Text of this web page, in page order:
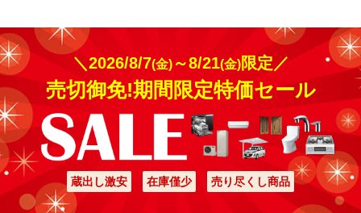
＼2026/8/7(金)～8/21(金)限定／
売切御免!期間限定特価セール
蔵出し激安 在庫僅少 売り尽くし商品